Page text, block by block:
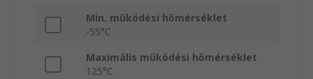
Min. működési hőmérséklet
-55°C
Maximális működési hőmérséklet
125°C